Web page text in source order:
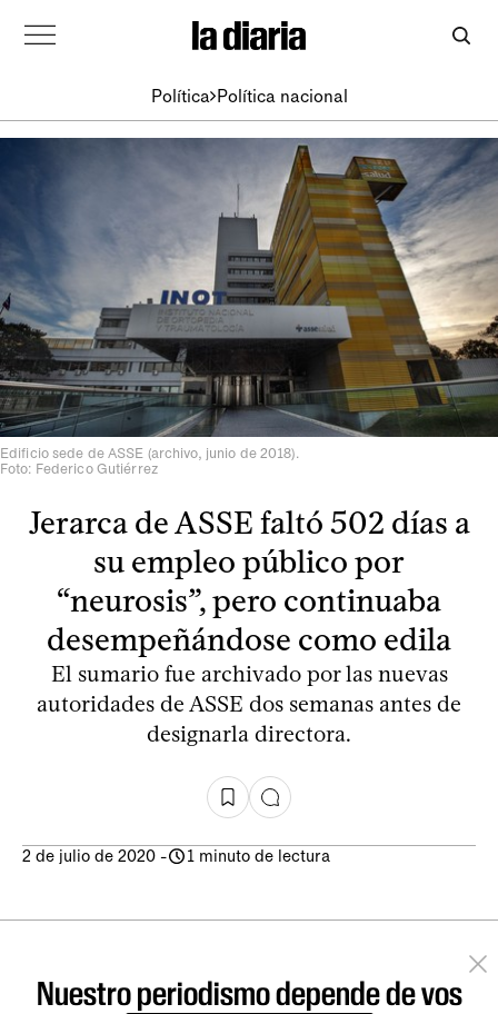
Política Política nacional
Edificio sede de ASSE (archivo, junio de 2018).
Foto: Federico Gutiérrez
Jerarca de ASSE faltó 502 días a
su empleo público por
“neurosis”, pero continuaba
desempeñándose como edila
El sumario fue archivado por las nuevas
autoridades de ASSE dos semanas antes de
designarla directora.
2 de julio de 2020 - 1 minuto de lectura
Nuestro periodismo depende de vos